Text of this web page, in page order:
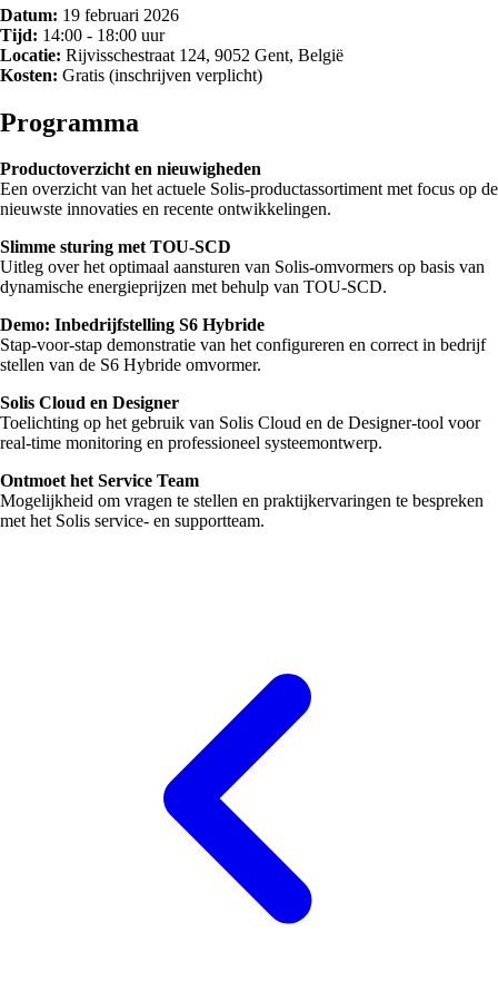
Datum: 19 februari 2026
Tijd: 14:00 - 18:00 uur
Locatie: Rijvisschestraat 124, 9052 Gent, België
Kosten: Gratis (inschrijven verplicht)
Programma
Productoverzicht en nieuwigheden
Een overzicht van het actuele Solis-productassortiment met focus op de
nieuwste innovaties en recente ontwikkelingen.
Slimme sturing met TOU-SCD
Uitleg over het optimaal aansturen van Solis-omvormers op basis van
dynamische energieprijzen met behulp van TOU-SCD.
Demo: Inbedrijfstelling S6 Hybride
Stap-voor-stap demonstratie van het configureren en correct in bedrijf
stellen van de S6 Hybride omvormer.
Solis Cloud en Designer
Toelichting op het gebruik van Solis Cloud en de Designer-tool voor
real-time monitoring en professioneel systeemontwerp.
Ontmoet het Service Team
Mogelijkheid om vragen te stellen en praktijkervaringen te bespreken
met het Solis service- en supportteam.